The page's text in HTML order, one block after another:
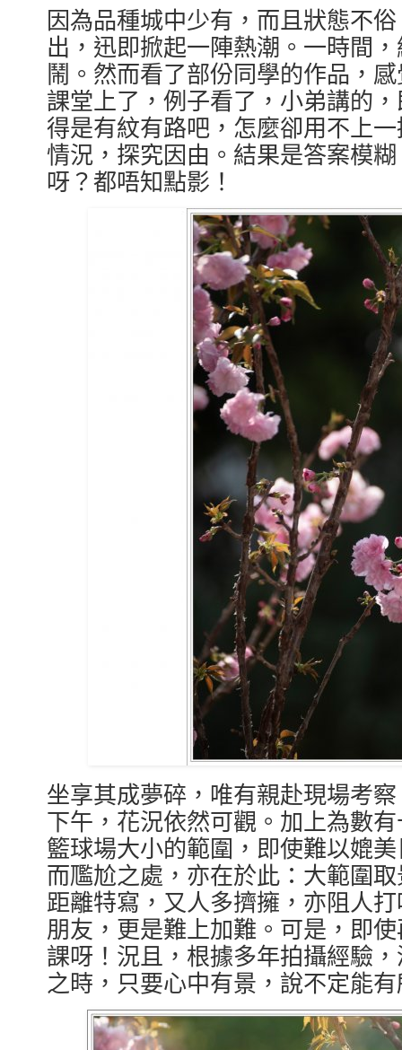
因為品種城中少有，而且狀態不
出，迅即掀起一陣熱潮。一時間
鬧。然而看了部份同學的作品，
課堂上了，例子看了，小弟講的
得是有紋有路吧，怎麼卻用不上
情況，探究因由。結果是答案模
呀？都唔知點影！
坐享其成夢碎，唯有親赴現場考
下午，花況依然可觀。加上為數
籃球場大小的範圍，即使難以媲
而尶尬之處，亦在於此：大範圍
距離特寫，又人多擠擁，亦阻人
朋友，更是難上加難。可是，即
課呀！況且，根據多年拍攝經驗
之時，只要心中有景，說不定能